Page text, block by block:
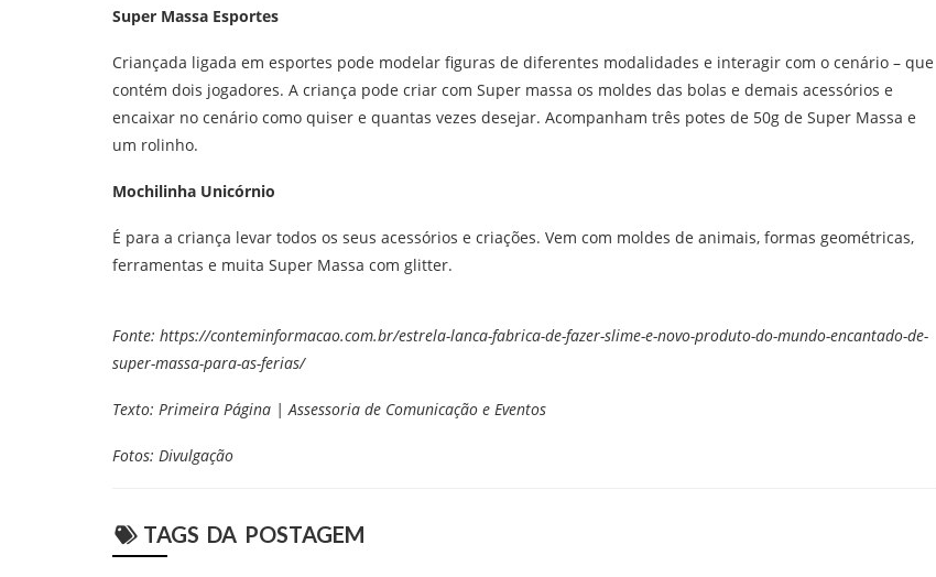
Super Massa Esportes
Criançada ligada em esportes pode modelar figuras de diferentes modalidades e interagir com o cenário – que
contém dois jogadores. A criança pode criar com Super massa os moldes das bolas e demais acessórios e
encaixar no cenário como quiser e quantas vezes desejar. Acompanham três potes de 50g de Super Massa e
um rolinho.
Mochilinha Unicórnio
É para a criança levar todos os seus acessórios e criações. Vem com moldes de animais, formas geométricas,
ferramentas e muita Super Massa com glitter.
Fonte: https://conteminformacao.com.br/estrela-lanca-fabrica-de-fazer-slime-e-novo-produto-do-mundo-encantado-de-
super-massa-para-as-ferias/
Texto: Primeira Página | Assessoria de Comunicação e Eventos
Fotos: Divulgação
TAGS DA POSTAGEM